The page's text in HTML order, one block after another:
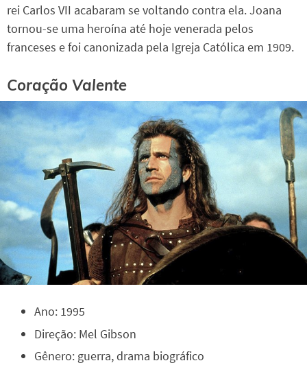
rei Carlos VII acabaram se voltando contra ela. Joana
tornou-se uma heroína até hoje venerada pelos
franceses e foi canonizada pela Igreja Católica em 1909.
Coração Valente
Ano: 1995
Direção: Mel Gibson
Gênero: guerra, drama biográfico